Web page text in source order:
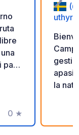
para
el
0
Calificación
★
Camping.
la